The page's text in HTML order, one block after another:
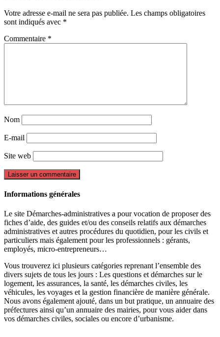
Votre adresse e-mail ne sera pas publiée. Les champs obligatoires
sont indiqués avec *
Commentaire *
Nom
E-mail
Site web
Informations générales
Le site Démarches-administratives a pour vocation de proposer des
fiches d’aide, des guides et/ou des conseils relatifs aux démarches
administratives et autres procédures du quotidien, pour les civils et
particuliers mais également pour les professionnels : gérants,
employés, micro-entrepreneurs…
Vous trouverez ici plusieurs catégories reprenant l’ensemble des
divers sujets de tous les jours : Les questions et démarches sur le
logement, les assurances, la santé, les démarches civiles, les
véhicules, les voyages et la gestion financière de manière générale.
Nous avons également ajouté, dans un but pratique, un annuaire des
préfectures ainsi qu’un annuaire des mairies, pour vous aider dans
vos démarches civiles, sociales ou encore d’urbanisme.